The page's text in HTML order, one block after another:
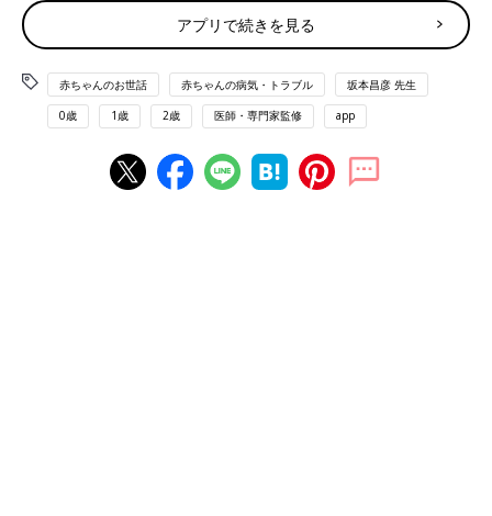
【体験談１】まだ寝返りができないときにマットレス（厚さ
15cmくらい）に寝かせていたら足の力だけでマットレスから落
ちてしまってあせりました。
【体験談２】寝返りができるようになってきたころ。ベッドに寝
机もつい寝かせてしまう可能性があるので、気をつけねばとおも
アプリで続きを見る
赤ちゃんのお世話 赤ちゃんの病気・トラブル 坂本昌彦 先生
0歳 1歳 2歳 医師・専門家監修 app